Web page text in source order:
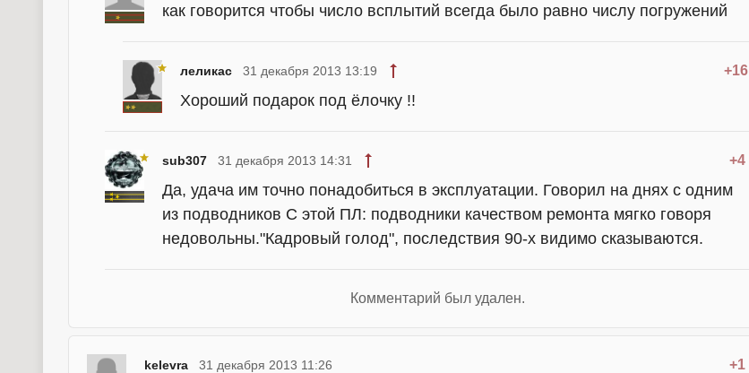
как говорится чтобы число всплытий всегда было равно числу погружений
леликас +16
31 декабря 2013 13:19
Хороший подарок под ёлочку !!
sub307 +4
31 декабря 2013 14:31
Да, удача им точно понадобиться в эксплуатации. Говорил на днях с одним
из подводников С этой ПЛ: подводники качеством ремонта мягко говоря
недовольны."Кадровый голод", последствия 90-х видимо сказываются.
Комментарий был удален.
kelevra +1
31 декабря 2013 11:26